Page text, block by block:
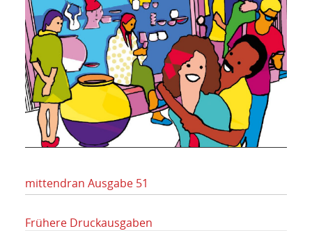
mittendran Ausgabe 51
Frühere Druckausgaben